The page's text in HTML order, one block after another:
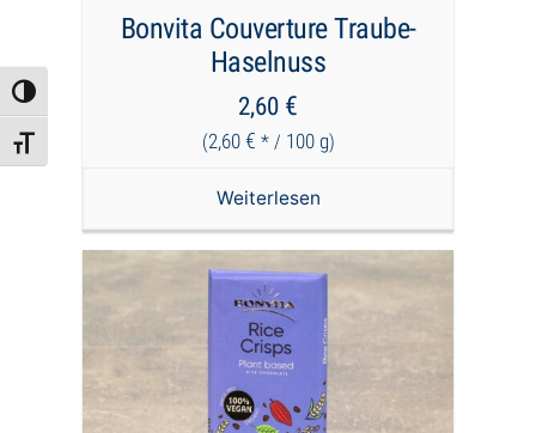
Umschalten auf hohe Kontraste
Schrift vergrößern
Bonvita Couverture Traube-
Haselnuss
2,60 €
(2,60 € * / 100 g)
Weiterlesen